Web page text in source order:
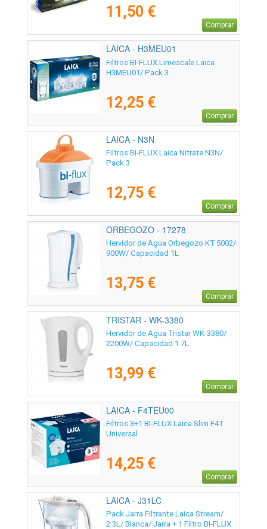
11,50 €
Comprar
LAICA - H3MEU01
Filtros BI-FLUX Limescale Laica
H3MEU01/ Pack 3
12,25 €
Comprar
LAICA - N3N
Filtros BI-FLUX Laica Nitrate N3N/
Pack 3
12,75 €
Comprar
ORBEGOZO - 17278
Hervidor de Agua Orbegozo KT 5002/
900W/ Capacidad 1L
13,75 €
Comprar
TRISTAR - WK-3380
Hervidor de Agua Tristar WK-3380/
2200W/ Capacidad 1.7L
13,99 €
Comprar
LAICA - F4TEU00
Filtros 3+1 BI-FLUX Laica Slim F4T
Universal
14,25 €
Comprar
LAICA - J31LC
Pack Jarra Filtrante Laica Stream/
2.3L/ Blanca/ Jarra + 1 Filtro BI-FLUX